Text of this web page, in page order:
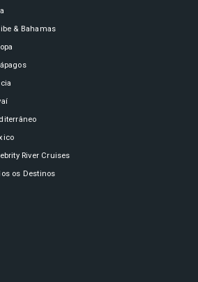
& Bahamas
River Cruises
os Destinos